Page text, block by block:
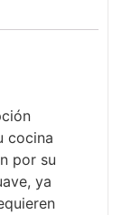
cocina
por su
ya